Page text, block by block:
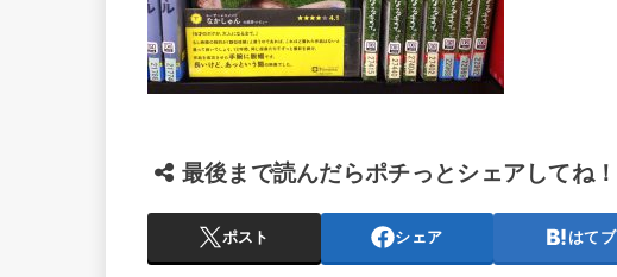
最後まで読んだらポチっとシェアしてね！
ポスト シェア はてブ